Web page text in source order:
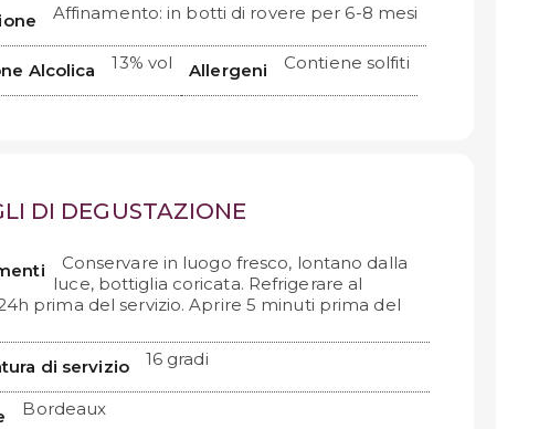
Affinamento: in botti di rovere per 6-8 mesi
Alcolica 13% vol Allergeni Contiene solfiti
DI DEGUSTAZIONE
Conservare in luogo fresco, lontano dalla
luce, bottiglia coricata. Refrigerare al
prima del servizio. Aprire 5 minuti prima del
di servizio
16 gradi
Bordeaux